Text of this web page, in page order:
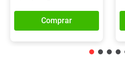
Comprar